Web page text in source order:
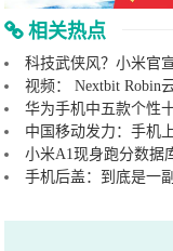
相关热点
科技武侠风？小米官
视频： Nextbit Robin
华为手机中五款个性
中国移动发力：手机
小米A1现身跑分数据
手机后盖：到底是一